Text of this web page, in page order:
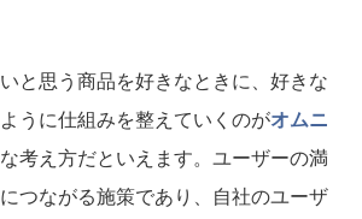
と思う商品を好きなときに、好きな
うに仕組みを整えていくのがオムニ
考え方だといえます。ユーザーの満
つながる施策であり、自社のユーザ